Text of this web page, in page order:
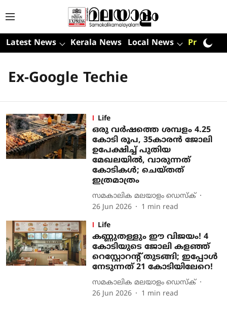
Latest News Kerala News Local News Premium
Ex-Google Techie
Life
ഒരു വര്‍ഷത്തെ ശമ്പളം 4.25
കോടി രൂപ, 35കാരന്‍ ജോലി
ഉപേക്ഷിച്ച് പുതിയ
മേഖലയില്‍, വാരുന്നത്
കോടികള്‍; ചെയ്തത്
ഇത്രമാത്രം
സമകാലിക മലയാളം ഡെസ്ക്
26 Jun 2026
1 min read
Life
കണ്ണുതള്ളും ഈ വിജയം! 4
കോടിയുടെ ജോലി കളഞ്ഞ്
റെസ്റ്റോറന്റ് തുടങ്ങി; ഇപ്പോൾ
നേടുന്നത് 21 കോടിയിലേറെ!
സമകാലിക മലയാളം ഡെസ്ക്
26 Jun 2026
1 min read